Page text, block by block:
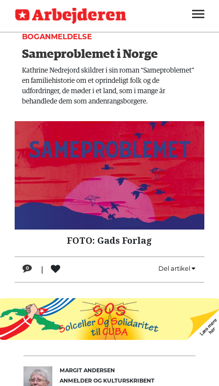
SEKTIONER
ARBEJDEREN
MENER
FAGLIGT
INDLAND
UDLAND
KULTUR
KALENDER
BLOGS
DEBAT
LÆSER
NAVNE
TEORI
SOUNDCLOUD
ABONNER
LOG IND
OM
ARBEJDEREN
BOGANMELDELSE
Sameproblemet i Norge
Kathrine Nedrejord skildrer i sin roman “Sameproblemet”
en familiehistorie om et oprindeligt folk og de
udfordringer, de møder i et land, som i mange år
behandlede dem som andenrangsborgere.
FOTO: Gads Forlag
0 | Del artikel
MARGIT ANDERSEN
ANMELDER OG KULTURSKRIBENT